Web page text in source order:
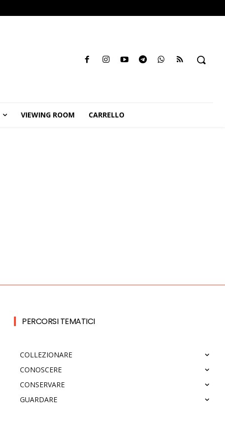
VIEWING ROOM CARRELLO
PERCORSI TEMATICI
COLLEZIONARE
CONOSCERE
CONSERVARE
GUARDARE